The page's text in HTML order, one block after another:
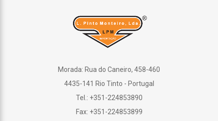
Morada: Rua do Caneiro, 458-460
4435-141 Rio Tinto - Portugal
Tel.: +351-224853890
Fax: +351-224853899